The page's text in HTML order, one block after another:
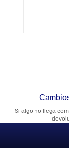
Si algo no llega